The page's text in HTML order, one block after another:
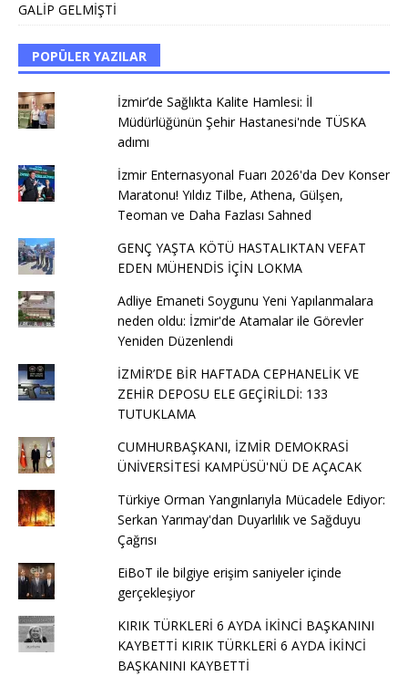
GALİP GELMİŞTİ
POPÜLER YAZILAR
İzmir’de Sağlıkta Kalite Hamlesi: İl
Müdürlüğünün Şehir Hastanesi'nde TÜSKA
adımı
İzmir Enternasyonal Fuarı 2026'da Dev Konser
Maratonu! Yıldız Tilbe, Athena, Gülşen,
Teoman ve Daha Fazlası Sahned
GENÇ YAŞTA KÖTÜ HASTALIKTAN VEFAT
EDEN MÜHENDİS İÇİN LOKMA
Adliye Emaneti Soygunu Yeni Yapılanmalara
neden oldu: İzmir'de Atamalar ile Görevler
Yeniden Düzenlendi
İZMİR’DE BİR HAFTADA CEPHANELİK VE
ZEHİR DEPOSU ELE GEÇİRİLDİ: 133
TUTUKLAMA
CUMHURBAŞKANI, İZMİR DEMOKRASİ
ÜNİVERSİTESİ KAMPÜSÜ'NÜ DE AÇACAK
Türkiye Orman Yangınlarıyla Mücadele Ediyor:
Serkan Yarımay'dan Duyarlılık ve Sağduyu
Çağrısı
EiBoT ile bilgiye erişim saniyeler içinde
gerçekleşiyor
KIRIK TÜRKLERİ 6 AYDA İKİNCİ BAŞKANINI
KAYBETTİ KIRIK TÜRKLERİ 6 AYDA İKİNCİ
BAŞKANINI KAYBETTİ